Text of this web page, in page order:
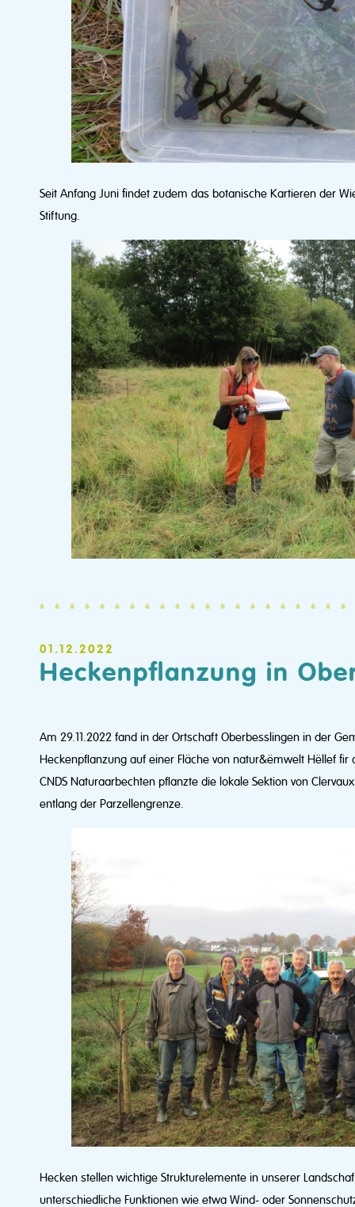
Seit Anfang Juni findet zudem das botanische Kartieren der
Stiftung.
01.12.2022
Heckenpflanzung in
Am 29.11.2022 fand in der Ortschaft Oberbesslingen in der
Heckenpflanzung auf einer Fläche von natur&ëmwelt Hëllef fir
CNDS Naturaarbechten pflanzte die lokale Sektion von
entlang der Parzellengrenze.
Hecken stellen wichtige Strukturelemente in unserer
unterschiedliche Funktionen wie etwa Wind- oder